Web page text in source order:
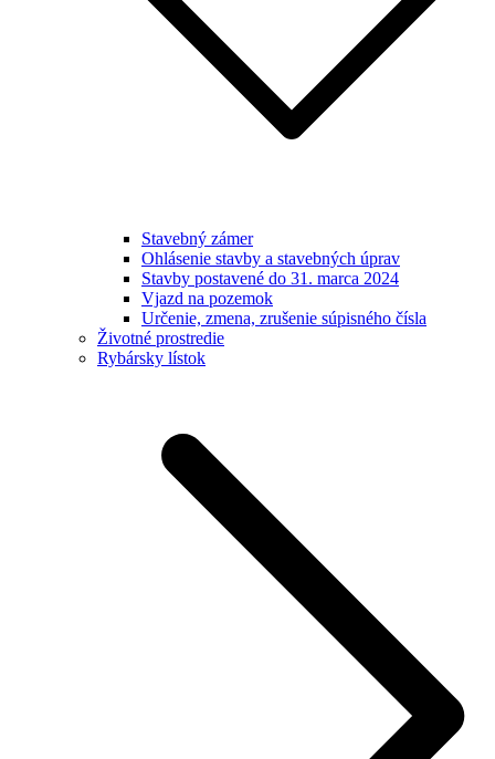
Stavebný zámer
Ohlásenie stavby a stavebných úprav
Stavby postavené do 31. marca 2024
Vjazd na pozemok
Určenie, zmena, zrušenie súpisného čísla
Životné prostredie
Rybársky lístok